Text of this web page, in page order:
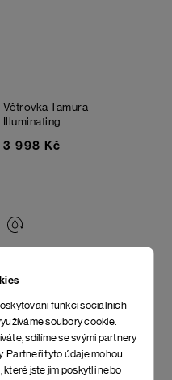
funkcí sociálních
soubory cookie.
sdílíme se svými partnery
Partneři tyto údaje mohou
jste jim poskytli nebo
Větrovka Tamura
Illuminating
3 998 Kč